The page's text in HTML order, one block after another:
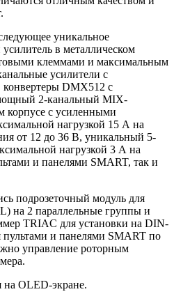
уникальное
в металлическом
клеммами и максимальным
усилители с
DMX512 с
2-канальный MIX-
корпусе с усиленными
нагрузкой 15 А на
от 12 до 36 В, уникальный 5-
нагрузкой 3 А на
и панелями SMART, так и
подрозеточный модуль для
на 2 параллельные группы и
TRIAC для установки на DIN-
пультами и панелями SMART по
управление роторным
на OLED-экране.